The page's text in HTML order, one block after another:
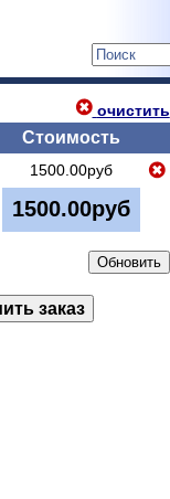
очистить
Стоимость
1500.00руб
1500.00руб